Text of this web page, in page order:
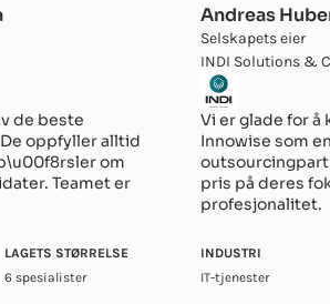
de beste
oppfyller alltid
om
Teamet er
LAGETS STØRRELSE
6 spesialister
Andreas
Selskapets eier
INDI Solutions &
Vi er glade for å
Innowise som
pris på deres
profesjonalitet.
INDUSTRI
IT-tjenester